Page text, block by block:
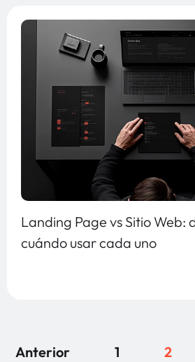
Landing Page vs Sitio Web:
cuándo usar cada uno
Anterior 1 2